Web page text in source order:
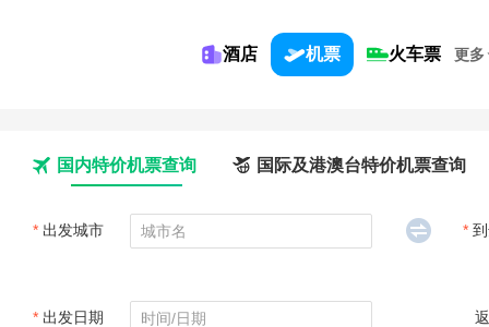
酒店 机票 火车票 更多
国内特价机票查询 国际及港澳台特价机票查询
* 出发城市 *
* 出发日期